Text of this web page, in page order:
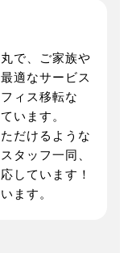
で、ご家族や
適なサービス
ィス移転な
います。
だけるような
タッフ一同、
しています！
ます。